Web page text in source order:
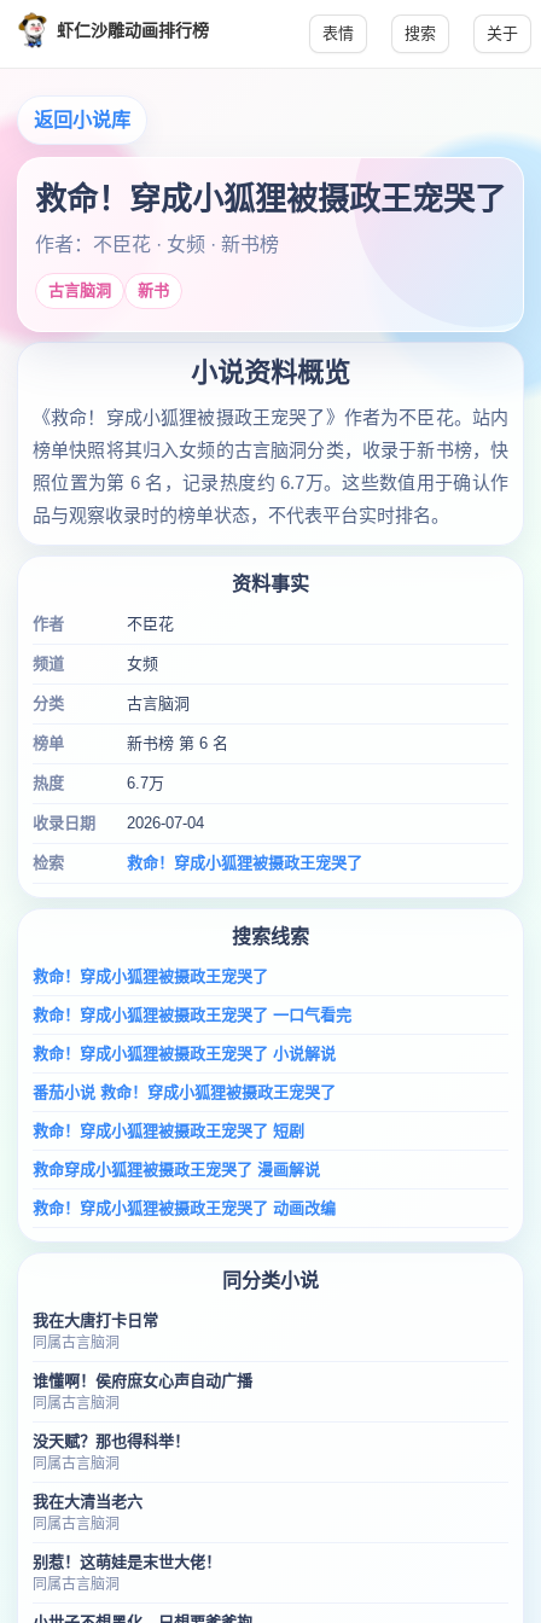
虾仁沙雕动画排行榜 表情 搜索 关于
返回小说库
救命！穿成小狐狸被摄政王宠哭了
作者：不臣花 · 女频 · 新书榜
古言脑洞 新书
小说资料概览
《救命！穿成小狐狸被摄政王宠哭了》作者为不臣花。站内
榜单快照将其归入女频的古言脑洞分类，收录于新书榜，快
照位置为第 6 名，记录热度约 6.7万。这些数值用于确认作
品与观察收录时的榜单状态，不代表平台实时排名。
资料事实
作者 不臣花
频道 女频
分类 古言脑洞
榜单 新书榜 第 6 名
热度 6.7万
收录日期 2026-07-04
检索 救命！穿成小狐狸被摄政王宠哭了
搜索线索
救命！穿成小狐狸被摄政王宠哭了
救命！穿成小狐狸被摄政王宠哭了 一口气看完
救命！穿成小狐狸被摄政王宠哭了 小说解说
番茄小说 救命！穿成小狐狸被摄政王宠哭了
救命！穿成小狐狸被摄政王宠哭了 短剧
救命穿成小狐狸被摄政王宠哭了 漫画解说
救命！穿成小狐狸被摄政王宠哭了 动画改编
同分类小说
我在大唐打卡日常
同属古言脑洞
谁懂啊！侯府庶女心声自动广播
同属古言脑洞
没天赋？那也得科举！
同属古言脑洞
我在大清当老六
同属古言脑洞
别惹！这萌娃是末世大佬！
同属古言脑洞